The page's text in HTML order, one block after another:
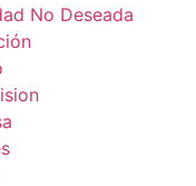
No Deseada